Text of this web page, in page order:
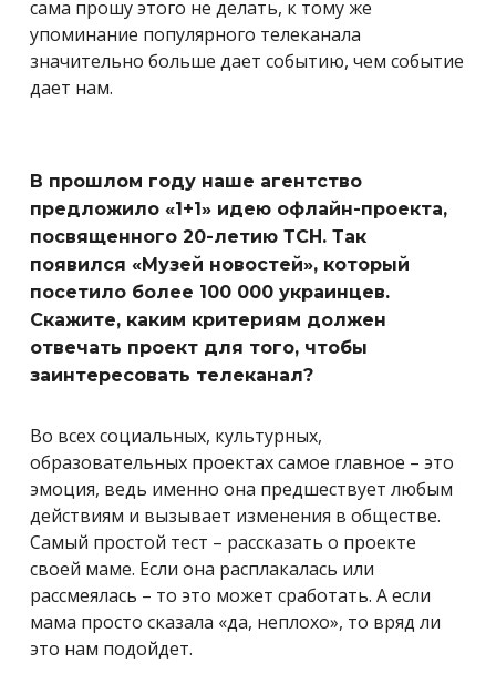
сама прошу этого не делать, к тому же
упоминание популярного телеканала
значительно больше дает событию, чем событие
дает нам.
В прошлом году наше агентство
предложило «1+1» идею офлайн-проекта,
посвященного 20-летию ТСН. Так
появился «Музей новостей», который
посетило более 100 000 украинцев.
Скажите, каким критериям должен
отвечать проект для того, чтобы
заинтересовать телеканал?
Во всех социальных, культурных,
образовательных проектах самое главное – это
эмоция, ведь именно она предшествует любым
действиям и вызывает изменения в обществе.
Самый простой тест – рассказать о проекте
своей маме. Если она расплакалась или
рассмеялась – то это может сработать. А если
мама просто сказала «да, неплохо», то вряд ли
это нам подойдет.